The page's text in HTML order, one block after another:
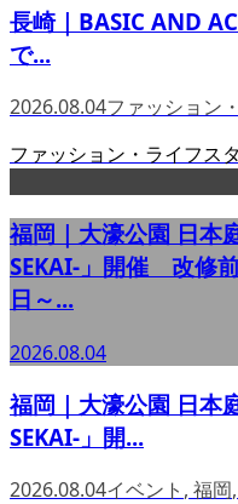
長崎｜BASIC AND
で...
2026.08.04ファッション
ファッション・ライフス
福岡｜大濠公園 日本
SEKAI-」開催 改修
日～...
2026.08.04
福岡｜大濠公園 日本
SEKAI-」開...
2026.08.04イベント , 福岡,